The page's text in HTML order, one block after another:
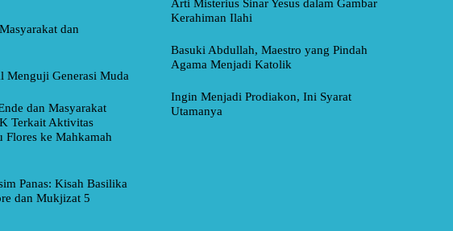
dan
Menguji Generasi Muda
dan Masyarakat
Terkait Aktivitas
Flores ke Mahkamah
Panas: Kisah Basilika
dan Mukjizat 5
Arti Misterius Sinar Yesus dalam Gambar
Kerahiman Ilahi
Basuki Abdullah, Maestro yang Pindah
Agama Menjadi Katolik
Ingin Menjadi Prodiakon, Ini Syarat
Utamanya